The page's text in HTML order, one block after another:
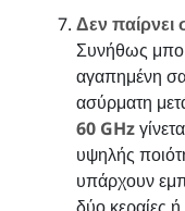
Δεν παίρνει
Συνήθως
αγαπημένη
ασύρματη
60 GHz
υψηλής
υπάρχουν
δύο κεραίες